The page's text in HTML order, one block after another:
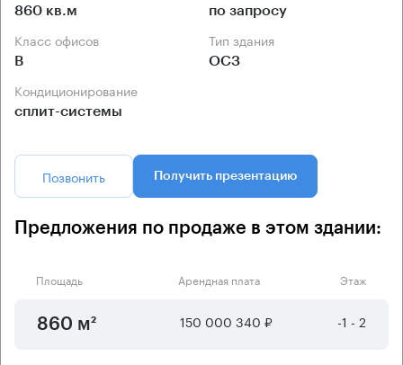
860 кв.м по запросу
Класс офисов
B
Тип здания
ОСЗ
Кондиционирование
сплит-системы
Позвонить Получить презентацию
Предложения по продаже в этом здании:
Площадь Арендная плата Этаж
860 м² 150 000 340 ₽ -1 - 2